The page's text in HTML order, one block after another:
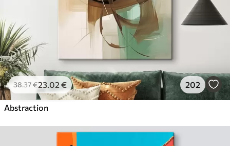
38.37€23.02 € 202
Abstraction